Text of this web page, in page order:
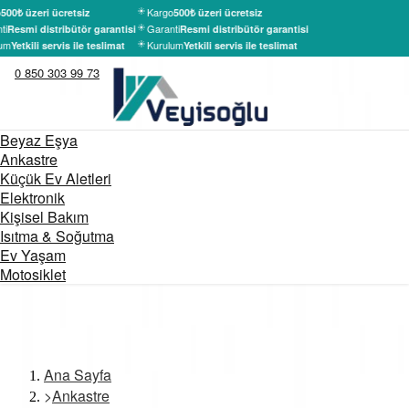
500₺ üzeri ücretsiz
Resmi distribütör garantisi
Yetkili servis ile teslimat
Kargo500₺ üzeri ücretsiz
GarantiResmi distribütör garantisi
KurulumYetkili servis ile teslimat
0 850 303 99 73
Beyaz Eşya
Ankastre
Küçük Ev Aletleri
Elektronik
Kişisel Bakım
Isıtma & Soğutma
Ev Yaşam
Motosiklet
Ana Sayfa
>Ankastre